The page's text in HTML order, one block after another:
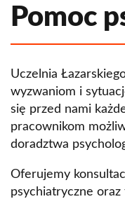
Pomoc
Uczelnia
wyzwaniom i
się przed nami
pracownikom
doradztwa
Oferujemy
psychiatryczne